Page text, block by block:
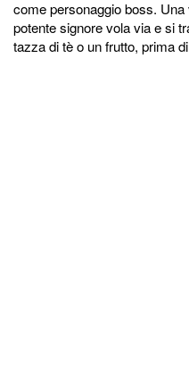
come personaggio boss.
potente signore vola via e si
tazza di tè o un frutto, prima